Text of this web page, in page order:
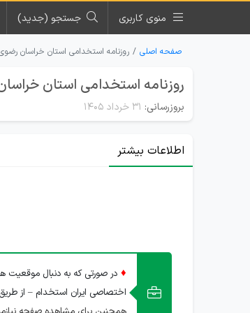
منوی کاربری جستجو (جدید)
صفحه اصلی روزنامه استخدامی استان خراسان رضوی و
روزنامه استخدامی استان خراسان
بروزرسانی: ۳۱ خرداد ۱۴۰۵
اطلاعات بیشتر
♦ در صورتی که به دنبال موقعیت
اختصاصی ایران استخدام – از طریق